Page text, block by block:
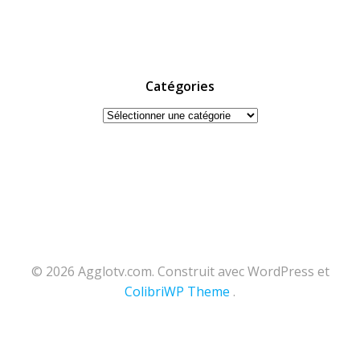
Catégories
Catégories
© 2026 Agglotv.com. Construit avec WordPress et
ColibriWP Theme .